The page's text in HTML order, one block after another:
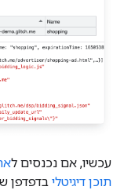
עכשיו, אם נכנסים ל
תוכן דיגיטלי